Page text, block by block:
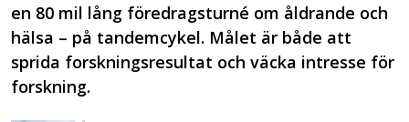
en 80 mil lång föredragsturné om åldrande och
hälsa – på tandemcykel. Målet är både att
sprida forskningsresultat och väcka intresse för
forskning.